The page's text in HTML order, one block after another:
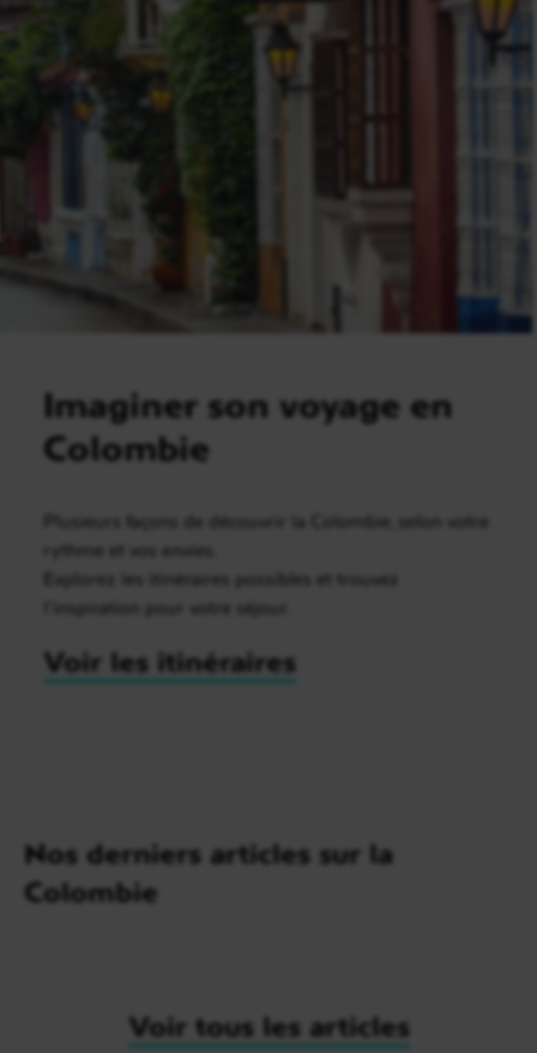
Imaginer son voyage en
Colombie
Plusieurs façons de découvrir la Colombie, selon votre
rythme et vos envies.
Explorez les itinéraires possibles et trouvez
l’inspiration pour votre séjour.
Voir les itinéraires
Nos derniers articles sur la
Colombie
Voir tous les articles